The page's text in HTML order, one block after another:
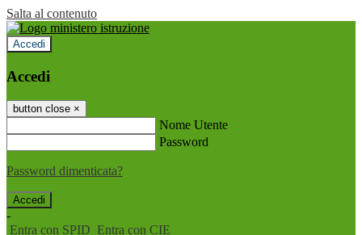
Salta al contenuto
Accedi
Accedi
button close ×
Nome Utente
Password
Password dimenticata?
-
Entra con SPID Entra con CIE